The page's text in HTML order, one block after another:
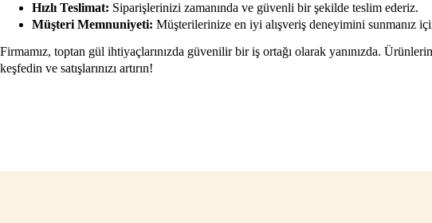
Hızlı Teslimat: Siparişlerinizi zamanında ve güvenli bir şekilde teslim ederiz.
Müşteri Memnuniyeti: Müşterilerinize en iyi alışveriş deneyimini sunmanız
Firmamız, toptan gül ihtiyaçlarınızda güvenilir bir iş ortağı olarak yanınızda.
keşfedin ve satışlarınızı artırın!